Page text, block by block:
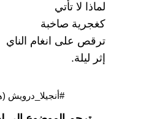
لماذا لا تأتي
كغجرية صاخبة
ترقص على انغام الناي
إثر ليلة.
#أنجيلا_درويش